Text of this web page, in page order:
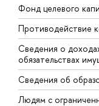
Фонд целевого
Противодействие
Сведения о
обязательствах
Сведения об
Людям с